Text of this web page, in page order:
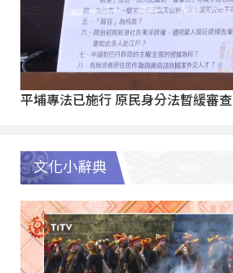
平埔專法已施行 原民身分法暫緩審查
文化小辭典